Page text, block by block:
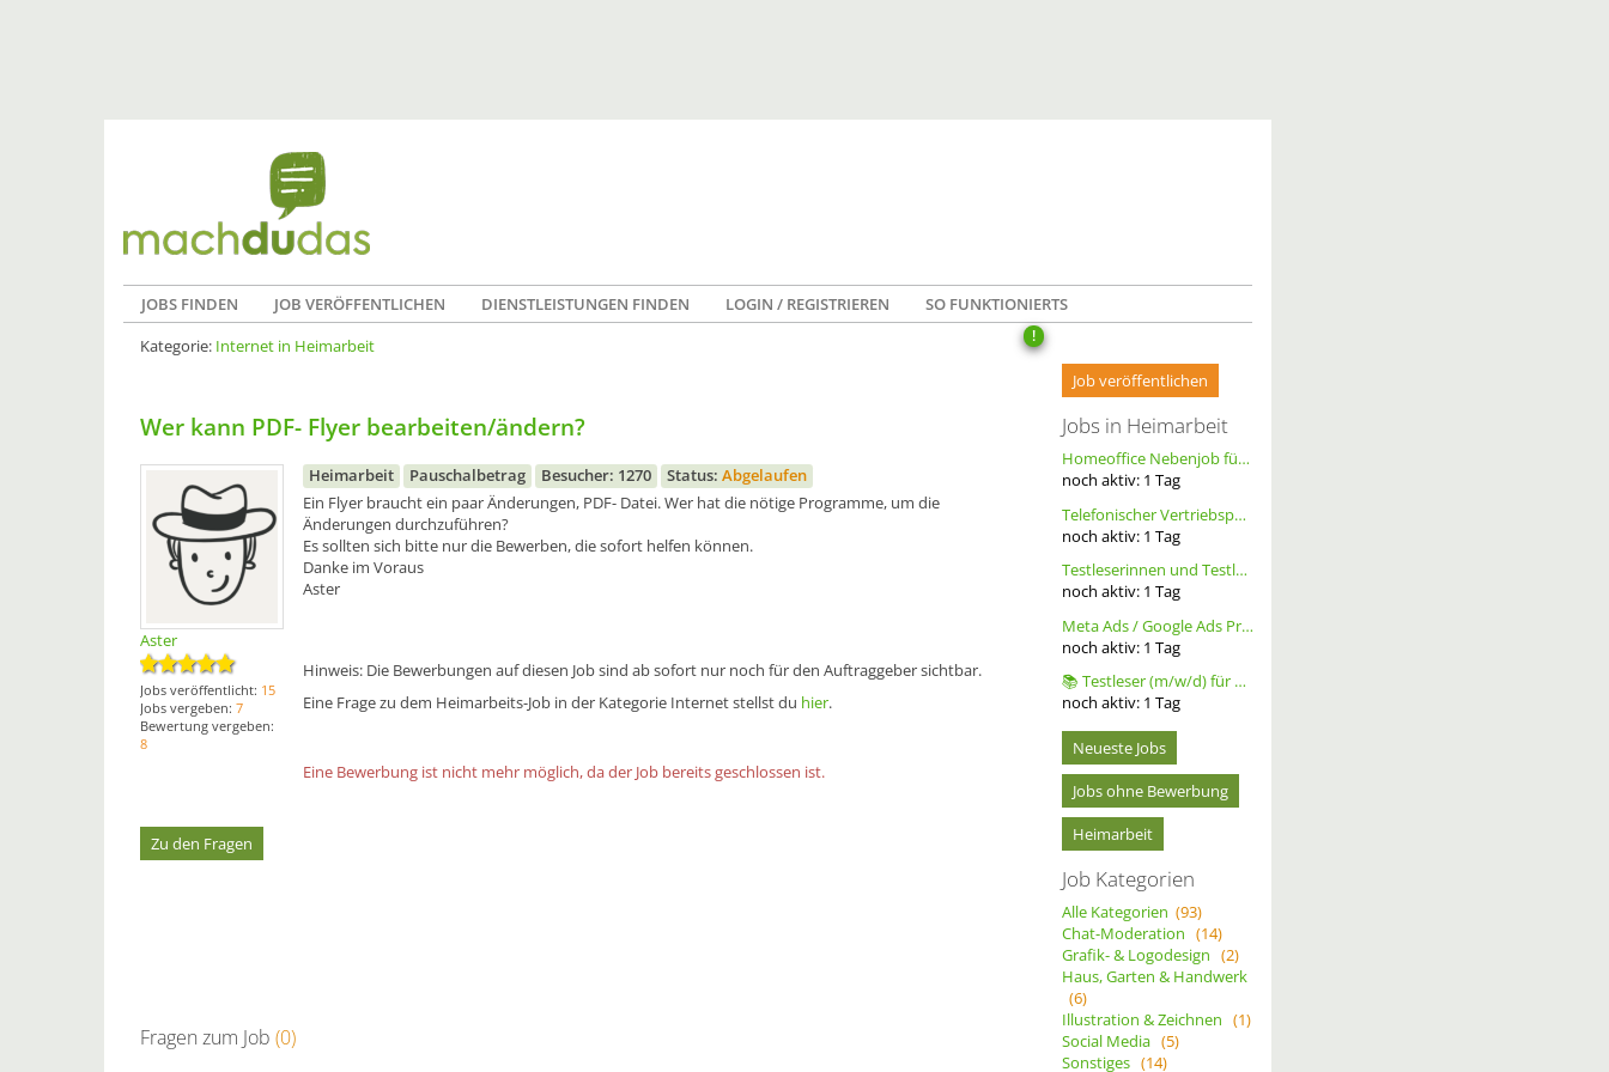
JOBS FINDEN JOB VERÖFFENTLICHEN DIENSTLEISTUNGEN FINDEN LOGIN / REGISTRIEREN SO FUNKTIONIERTS
!
Kategorie: Internet in Heimarbeit
Wer kann PDF- Flyer bearbeiten/ändern?
Aster
Jobs veröffentlicht: 15
Jobs vergeben: 7
Bewertung vergeben:
8
Heimarbeit Pauschalbetrag Besucher: 1270 Status: Abgelaufen
Ein Flyer braucht ein paar Änderungen, PDF- Datei. Wer hat die nötige Programme, um die
Änderungen durchzuführen?
Es sollten sich bitte nur die Bewerben, die sofort helfen können.
Danke im Voraus
Aster
Hinweis: Die Bewerbungen auf diesen Job sind ab sofort nur noch für den Auftraggeber sichtbar.
Eine Frage zu dem Heimarbeits-Job in der Kategorie Internet stellst du hier.
Eine Bewerbung ist nicht mehr möglich, da der Job bereits geschlossen ist.
Zu den Fragen
Fragen zum Job (0)
Job veröffentlichen
Jobs in Heimarbeit
Homeoffice Nebenjob für Datenerfassung & Terminmanagement – 100 % Remote als Freelancer m/w/d
noch aktiv: 1 Tag
Telefonischer Vertriebspartner
noch aktiv: 1 Tag
Testleserinnen und Testleser für neues Buch gesucht
noch aktiv: 1 Tag
Meta Ads / Google Ads Profi (m/w/d)
noch aktiv: 1 Tag
📚 Testleser (m/w/d) für Bücher gesucht – langfristige Zusammenarbeit
noch aktiv: 1 Tag
Neueste Jobs
Jobs ohne Bewerbung
Heimarbeit
Job Kategorien
Alle Kategorien (93)
Chat-Moderation (14)
Grafik- & Logodesign (2)
Haus, Garten & Handwerk
(6)
Illustration & Zeichnen (1)
Social Media (5)
Sonstiges (14)